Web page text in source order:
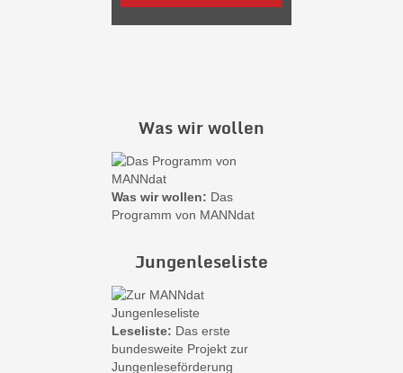
Was wir wollen
Was wir wollen: Das
Programm von MANNdat
Jungenleseliste
Leseliste: Das erste
bundesweite Projekt zur
Jungenleseförderung